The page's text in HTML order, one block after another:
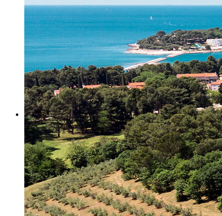
Zavod za poljoprivredu i prehranu
Zavod za ekonomiku i razvoj poljoprivrede
Zavod za turizam
Pokusno poljoprivredno imanje
Zaposlenici
Euraxess
Misija i vizija
Upravno Vijeće
Rad Upravnog vijeća
Znanstveno Vijeće
Rad Znanstvenog vijeća
Etičko povjerenstvo
Etički kodeks
Financiranje
Proračun
Potpore
PROGRAMSKO FINANCIRANJE
Izvještavanje po uredbi
Projekti Instituta